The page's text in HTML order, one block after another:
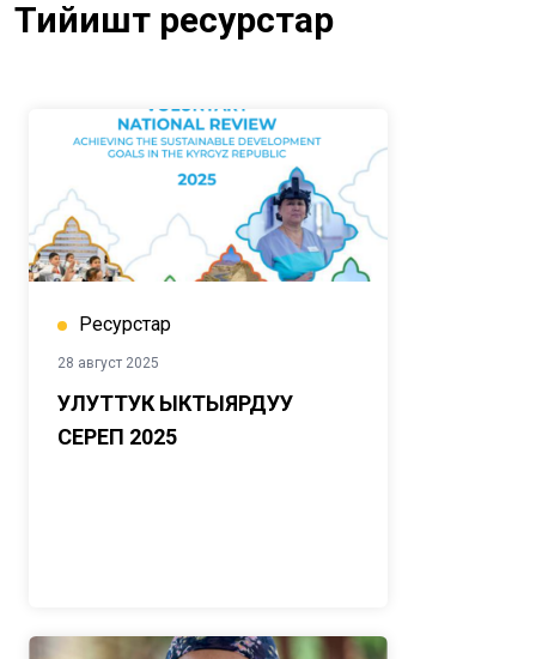
Тийиштүү ресурстар
Ресурстар
28 август 2025
УЛУТТУК ЫКТЫЯРДУУ
СЕРЕП 2025